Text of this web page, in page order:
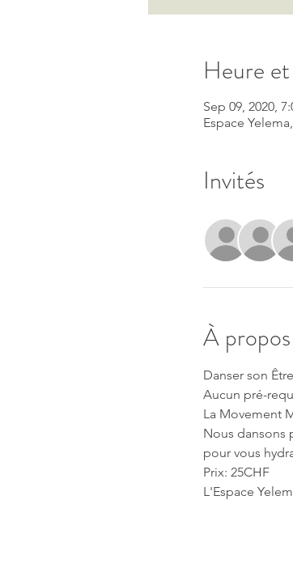
Heure
Sep 09, 2020,
Espace
Invités
À
Danser son
Aucun pré-
La Movement
Nous dansons
pour vous
Prix: 25CHF
L'Espace